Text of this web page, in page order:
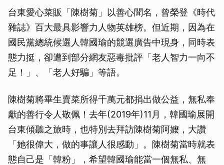
台東愛心菜販「陳樹菊」以善心聞名，曾榮登《時代
雜誌》百大最具影響力人物英雄榜。但近期，因為在
國民黨總統候選人韓國瑜的競選廣告中現身，同時表
態力挺，卻遭到部分網友惡毒批評「老人智力一向不
足！」、「老人好騙」等語。
陳樹菊將畢生賣菜所得千萬元都捐出做公益，無私奉
獻的善行令人敬佩！去年(2019年)11月，韓國瑜展開
台東傾聽之旅時，也特別去拜訪陳樹菊阿嬤，大讚
「她很偉大，做的事讓人很感動」。陳樹菊當時就表
態自己是「韓粉」，希望韓國瑜能當一個無私、無